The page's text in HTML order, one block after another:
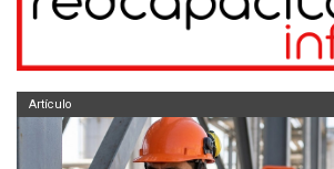
Artículo